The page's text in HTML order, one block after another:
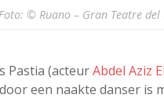
© Ruano – Gran Teatre del
Pastia (acteurAbdel Aziz
een naakte danser is